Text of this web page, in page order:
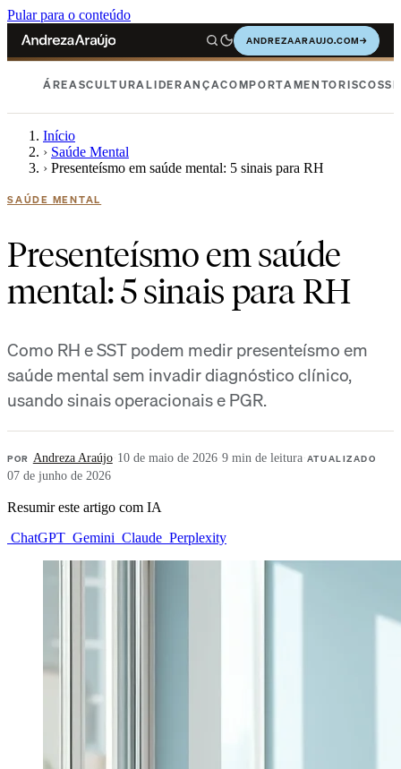
Pular para o conteúdo
ANDREZAARAUJO.COM→
ÁREASCULTURALIDERANÇACOMPORTAMENTORISCOS
Início
› Saúde Mental
› Presenteísmo em saúde mental: 5 sinais para RH
SAÚDE MENTAL
Presenteísmo em saúde
mental: 5 sinais para RH
Como RH e SST podem medir presenteísmo em
saúde mental sem invadir diagnóstico clínico,
usando sinais operacionais e PGR.
POR Andreza Araújo· 10 de maio de 2026·9 min de leitura·ATUALIZADO
07 de junho de 2026
Resumir este artigo com IA
ChatGPT Gemini Claude Perplexity